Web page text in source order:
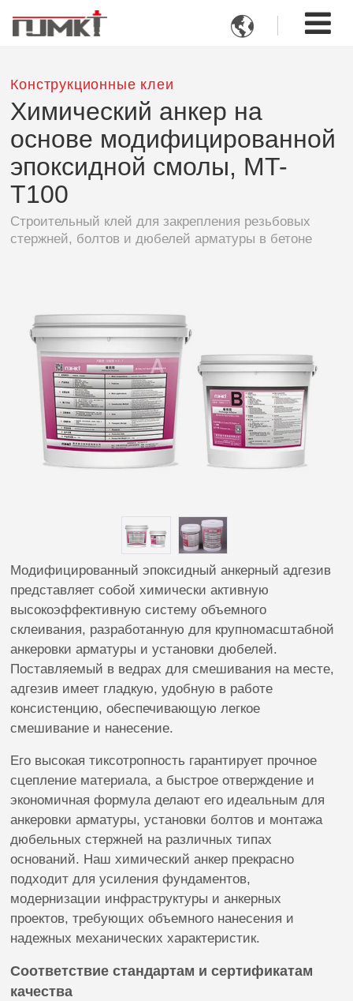

Конструкционные клеи
Химический анкер на
основе модифицированной
эпоксидной смолы, MT-
T100
Строительный клей для закрепления резьбовых
стержней, болтов и дюбелей арматуры в бетоне
Модифицированный эпоксидный анкерный адгезив
представляет собой химически активную
высокоэффективную систему объемного
склеивания, разработанную для крупномасштабной
анкеровки арматуры и установки дюбелей.
Поставляемый в ведрах для смешивания на месте,
адгезив имеет гладкую, удобную в работе
консистенцию, обеспечивающую легкое
смешивание и нанесение.
Его высокая тиксотропность гарантирует прочное
сцепление материала, а быстрое отверждение и
экономичная формула делают его идеальным для
анкеровки арматуры, установки болтов и монтажа
дюбельных стержней на различных типах
оснований. Наш химический анкер прекрасно
подходит для усиления фундаментов,
модернизации инфраструктуры и анкерных
проектов, требующих объемного нанесения и
надежных механических характеристик.
Соответствие стандартам и сертификатам
качества